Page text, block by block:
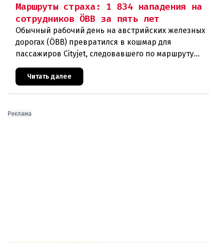
Маршруты страха: 1 834 нападения на
сотрудников ÖBB за пять лет
Обычный рабочий день на австрийских железных
дорогах (ÖBB) превратился в кошмар для
пассажиров Cityjet, следовавшего по маршруту
Инсбрук – Куфштайн. Во вторник днем, вскоре
после отправления, один из
Читать далее
Реклама